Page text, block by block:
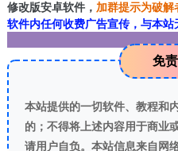
修改版安卓软件， 加群提示为破解
软件内任何收费广告宣传，与本站
免
本站提供的一切软件、教程和
的；不得将上述内容用于商业
请用户自负。本站信息来自网